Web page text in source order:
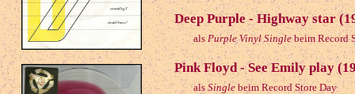
Deep Purple - Highway star
alsPurple Vinyl Singlebeim Record
Pink Floyd - See Emily play
als Singlebeim Record Store Day